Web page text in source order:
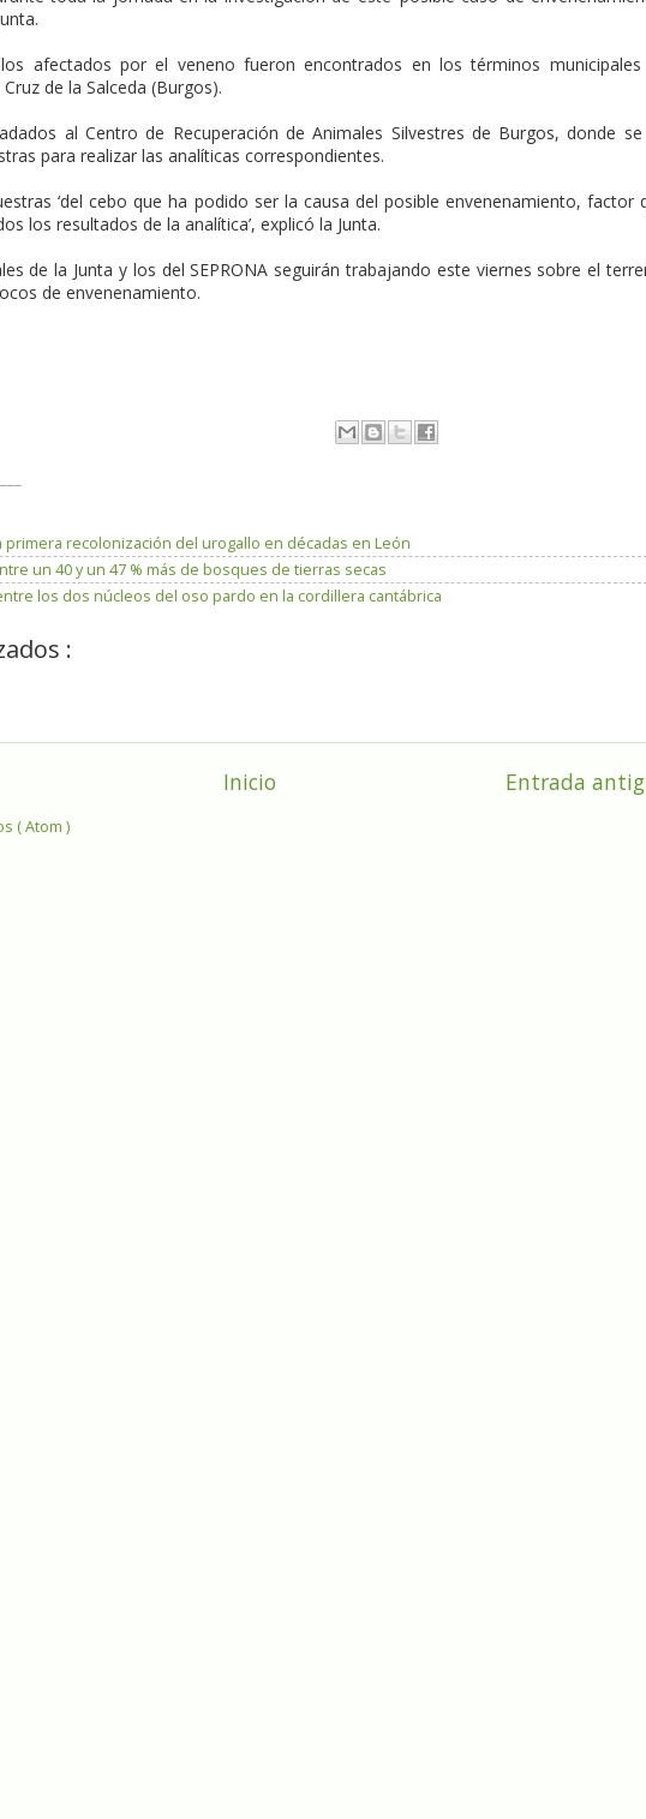
afectados por el veneno fueron encontrados en los términos municipales
de la Salceda (Burgos).
al Centro de Recuperación de Animales Silvestres de Burgos, donde
para realizar las analíticas correspondientes.
‘del cebo que ha podido ser la causa del posible envenenamiento, factor
los resultados de la analítica’, explicó la Junta.
de la Junta y los del SEPRONA seguirán trabajando este viernes sobre el
de envenenamiento.
primera recolonización del urogallo en décadas en León
un 40 y un 47 % más de bosques de tierras secas
los dos núcleos del oso pardo en la cordillera cantábrica
:
Entrada
Inicio
( Atom )